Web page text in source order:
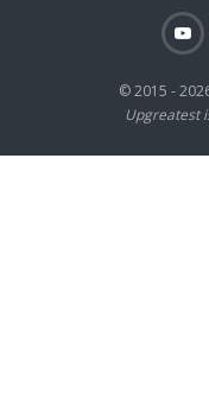
© 2015 -
Upgreatest